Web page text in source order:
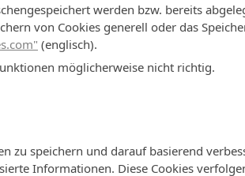
werden bzw. bereits
von Cookies generell oder das
(englisch).
möglicherweise nicht richtig.
zu speichern und darauf basierend
Informationen. Diese Cookies